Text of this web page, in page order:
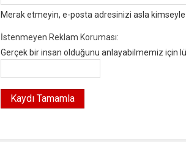
Merak etmeyin, e-posta adresinizi asla kimseyle
İstenmeyen Reklam Koruması:
Gerçek bir insan olduğunu anlayabilmemiz için